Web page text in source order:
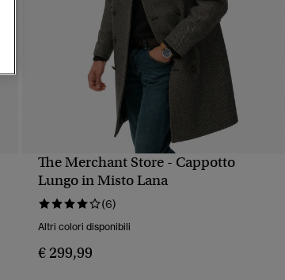
VISUALIZZAZIONE RAPIDA
The Merchant Store - Cappotto
Lungo in Misto Lana
(6)
Altri colori disponibili
€ 299,99